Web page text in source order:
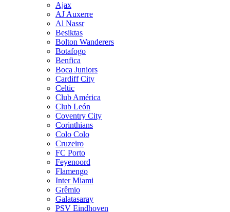
Ajax
AJ Auxerre
Al Nassr
Besiktas
Bolton Wanderers
Botafogo
Benfica
Boca Juniors
Cardiff City
Celtic
Club América
Club León
Coventry City
Corinthians
Colo Colo
Cruzeiro
FC Porto
Feyenoord
Flamengo
Inter Miami
Grêmio
Galatasaray
PSV Eindhoven